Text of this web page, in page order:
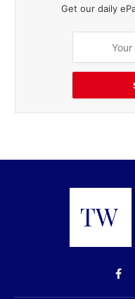
Get our daily